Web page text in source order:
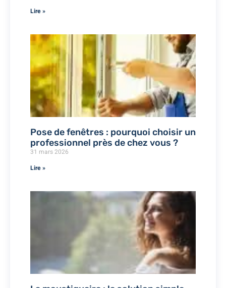
Lire »
Pose de fenêtres : pourquoi choisir un
professionnel près de chez vous ?
31 mars 2026
Lire »